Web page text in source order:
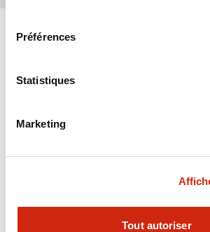
Préférences
Statistiques
Marketing
Tout autoriser
Spécifications
Aesthetic Specifications
Mounting and Installation